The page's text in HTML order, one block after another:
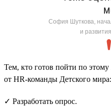
София Шуткова,
и
Тем, кто готов пойти по
от HR-команды Детского мира:
✓ Разработать опрос.